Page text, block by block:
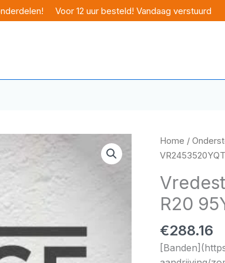
Voor 12 uur besteld! Vandaag verstuurd
Home /
R20
€288.16